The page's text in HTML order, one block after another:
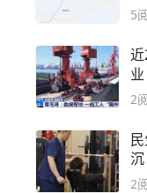
5
2
病
2